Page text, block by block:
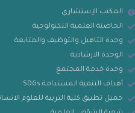
المكتب الإستشاري
الحاضنة العلمية التكنولوجية
وحدة التاهيل والتوظيف والمتابعة
الوحدة الارشادية
وحدة خدمة المجتمع
أهداف التنمية المستدامة SDGs
حميل تطبيق كلية التربية للعلوم